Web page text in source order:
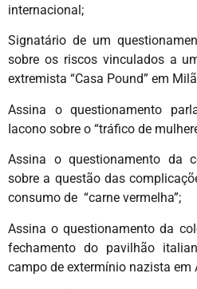
internacional;
Signatário de um
sobre os riscos vinculados a
extremista “Casa Pound” em
Assina o questionamento
Iacono sobre o “tráfico de
Assina o questionamento da
sobre a questão das
consumo de “carne vermelha”;
Assina o questionamento da
fechamento do pavilhão
campo de extermínio nazista em